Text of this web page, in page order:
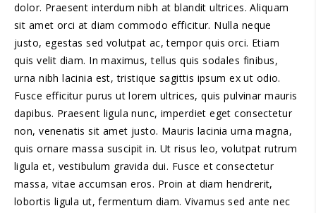
dolor. Praesent interdum nibh at blandit ultrices. Aliquam
sit amet orci at diam commodo efficitur. Nulla neque
justo, egestas sed volutpat ac, tempor quis orci. Etiam
quis velit diam. In maximus, tellus quis sodales finibus,
urna nibh lacinia est, tristique sagittis ipsum ex ut odio.
Fusce efficitur purus ut lorem ultrices, quis pulvinar mauris
dapibus. Praesent ligula nunc, imperdiet eget consectetur
non, venenatis sit amet justo. Mauris lacinia urna magna,
quis ornare massa suscipit in. Ut risus leo, volutpat rutrum
ligula et, vestibulum gravida dui. Fusce et consectetur
massa, vitae accumsan eros. Proin at diam hendrerit,
lobortis ligula ut, fermentum diam. Vivamus sed ante nec